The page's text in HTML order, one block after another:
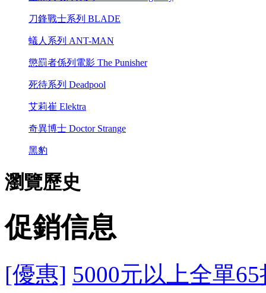
刀鋒戰士系列 BLADE
蟻人系列 ANT-MAN
懲罰者係列電影 The Punisher
死待系列 Deadpool
艾莉崔 Elektra
奇異博士 Doctor Strange
黑豹
瀏覽歷史
促銷信息
[優惠] 5000元以上全單65